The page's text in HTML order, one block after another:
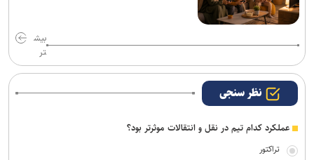
بیش
تر
نظر سنجی
عملکرد کدام تیم در نقل و انتقالات موثرتر بود؟
تراکتور